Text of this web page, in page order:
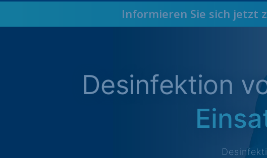
Informieren Sie sich jetzt
Desinfektion